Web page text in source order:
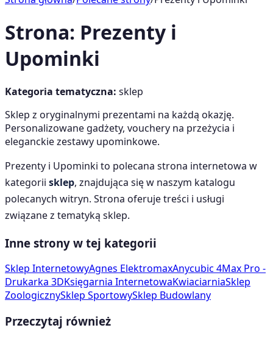
Strona: Prezenty i
Upominki
Kategoria tematyczna: sklep
Sklep z oryginalnymi prezentami na każdą okazję.
Personalizowane gadżety, vouchery na przeżycia i
eleganckie zestawy upominkowe.
Prezenty i Upominki to polecana strona internetowa w
kategorii sklep, znajdująca się w naszym katalogu
polecanych witryn. Strona oferuje treści i usługi
związane z tematyką sklep.
Inne strony w tej kategorii
Sklep InternetowyAgnes ElektromaxAnycubic 4Max Pro -
Drukarka 3DKsięgarnia InternetowaKwiaciarniaSklep
ZoologicznySklep SportowySklep Budowlany
Przeczytaj również